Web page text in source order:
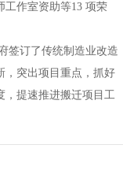
工作室资助等13 项荣
订了传统制造业改造
，突出项目重点，抓好
，提速推进搬迁项目工